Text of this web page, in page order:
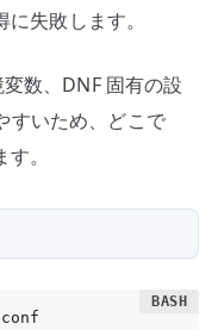
失敗します。
数、DNF 固有の設
すいため、どこで
。